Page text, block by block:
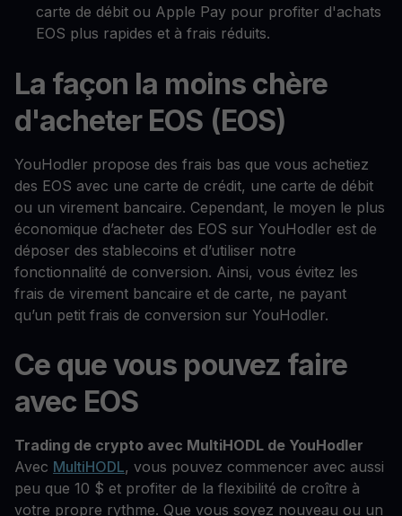
carte de débit ou Apple Pay pour profiter d'achats
EOS plus rapides et à frais réduits.
La façon la moins chère
d'acheter EOS (EOS)
YouHodler propose des frais bas que vous achetiez
des EOS avec une carte de crédit, une carte de débit
ou un virement bancaire. Cependant, le moyen le plus
économique d’acheter des EOS sur YouHodler est de
déposer des stablecoins et d’utiliser notre
fonctionnalité de conversion. Ainsi, vous évitez les
frais de virement bancaire et de carte, ne payant
qu’un petit frais de conversion sur YouHodler.
Ce que vous pouvez faire
avec EOS
Trading de crypto avec MultiHODL de YouHodler
Avec MultiHODL, vous pouvez commencer avec aussi
peu que 10 $ et profiter de la flexibilité de croître à
votre propre rythme. Que vous soyez nouveau ou un